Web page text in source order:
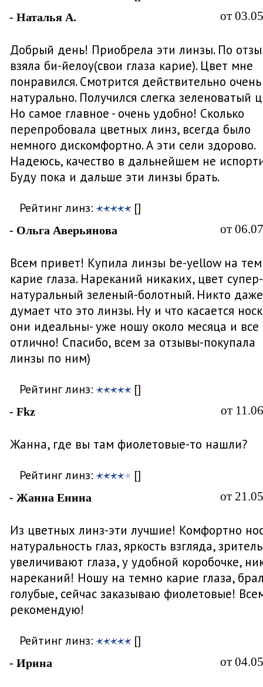
- Наталья А. от
Добрый день! Приобрела эти линзы. По
взяла би-йелоу(свои глаза карие). Цвет мне
понравился. Смотрится действительно очень
натурально. Получился слегка зеленоватый
Но самое главное - очень удобно! Сколько
перепробовала цветных линз, всегда было
немного дискомфортно. А эти сели здорово.
Надеюсь, качество в дальнейшем не
Буду пока и дальше эти линзы брать.
Рейтинг линз: []
- Ольга Аверьянова от
Всем привет! Купила линзы be-yellow на
карие глаза. Нареканий никаких, цвет супер-
натуральный зеленый-болотный. Никто
думает что это линзы. Ну и что касается
они идеальны- уже ношу около месяца и все
отлично! Спасибо, всем за отзывы-покупала
линзы по ним)
Рейтинг линз: []
- Fkz от
Жанна, где вы там фиолетовые-то нашли?
Рейтинг линз: []
- Жанна Енина от
Из цветных линз-эти лучшие! Комфортно
натуральность глаз, яркость взгляда,
увеличивают глаза, у удобной коробочке,
нареканий! Ношу на темно карие глаза,
голубые, сейчас заказываю фиолетовые!
рекомендую!
Рейтинг линз: []
- Ирина от